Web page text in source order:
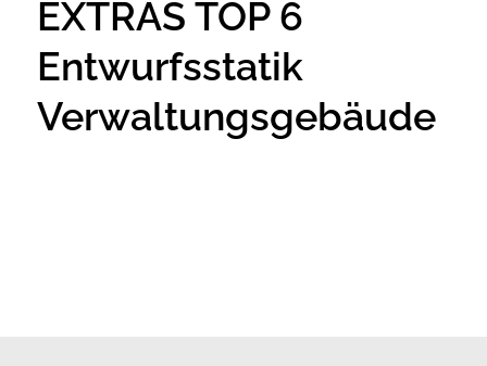
EXTRAS TOP 6
Entwurfsstatik
Verwaltungsgebäude